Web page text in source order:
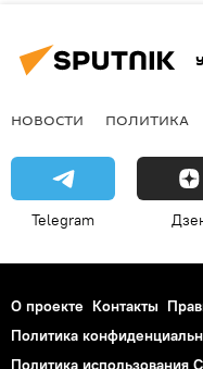
НОВОСТИ ПОЛИТИКА
Telegram
О проекте Контакты
Политика
Политика использования